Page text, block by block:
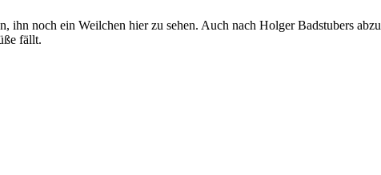
noch ein Weilchen hier zu sehen. Auch nach Holger Badstubers
fällt.